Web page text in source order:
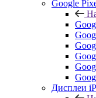
Google
Дисплеи